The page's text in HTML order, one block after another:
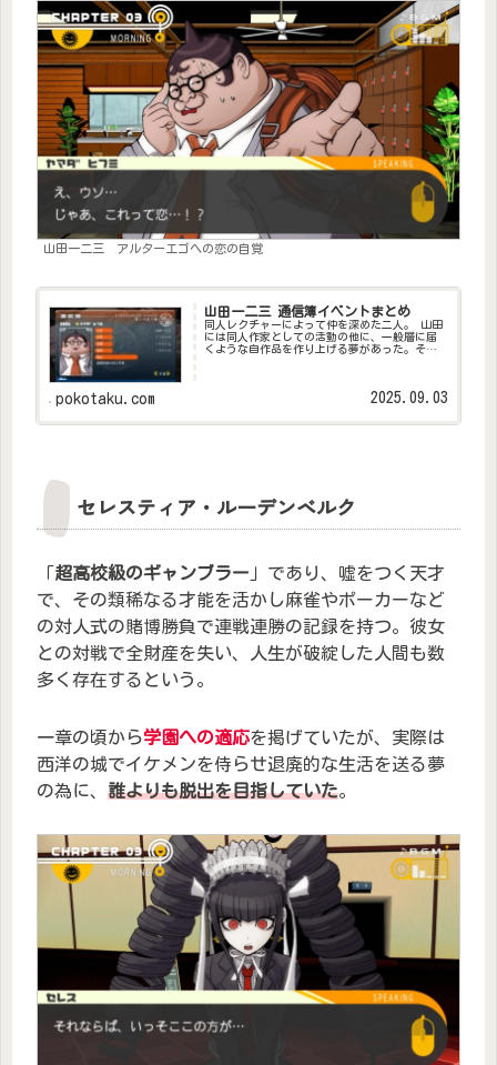
山田一二三 アルターエゴへの恋の自覚
山田一二三 通信簿イベントまとめ
同人レクチャーによって仲を深めた二人。 山田
には同人作家としての活動の他に、一般層に届
くような自作品を作り上げる夢があった。そん
pokotaku.com 2025.09.03
セレスティア・ルーデンベルク
「超高校級のギャンブラー 」であり、嘘をつく天才
で、その類稀なる才能を活かし麻雀やポーカーなど
の対人式の賭博勝負で連戦連勝の記録を持つ。彼女
との対戦で全財産を失い、人生が破綻した人間も数
多く存在するという。
一章の頃から学園への適応を掲げていたが、実際は
西洋の城でイケメンを侍らせ退廃的な生活を送る夢
の為に、 誰よりも脱出を目指していた。